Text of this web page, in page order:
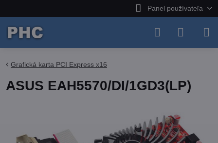
Panel používateľa
Grafická karta PCI Express x16
ASUS EAH5570/DI/1GD3(LP)